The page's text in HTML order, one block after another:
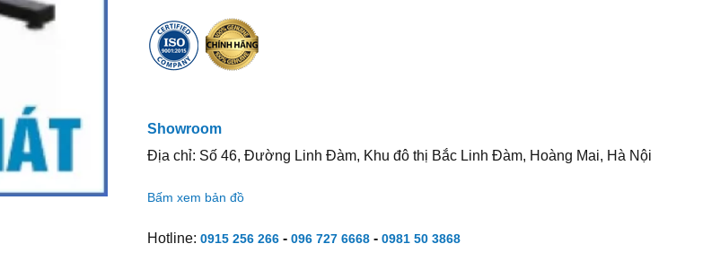
Showroom
Địa chỉ: Số 46, Đường Linh Đàm, Khu đô thị Bắc Linh Đàm, Hoàng Mai, Hà Nội
Bấm xem bản đồ
Hotline: 0915 256 266- 096 727 6668- 0981 50 3868